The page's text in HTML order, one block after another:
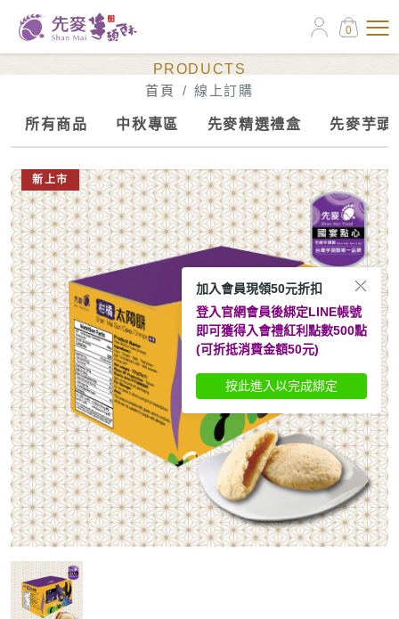
0
PRODUCTS
首頁
線上訂購
所有商品 中秋專區 先麥精選禮盒 先麥芋頭
新上市
加入會員現領50元折扣
登入官網會員後綁定LINE帳號
即可獲得入會禮紅利點數500點
(可折抵消費金額50元)
按此進入以完成綁定